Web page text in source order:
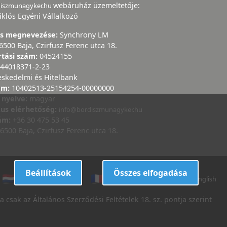
webáruház üzemeltetője:
Egyéni Vállalkozó
megnevezése: Synchrony LM
6500 Baja, Czirfusz Ferenc utca 18.
szám: 04524155
44018371-2-23
és Hitelbank
10402513-25154254-00000000
magyar
elérhetőség:
info@bordiszmunagyker.hu
+36 30 475 53 45
6500 Baja, Czirfusz Ferenc utca 18.
dutch danish french italian english
az Általános Szerződési Feltételek 18. sz. pontja szerint
Beállítások Összes elfogadása